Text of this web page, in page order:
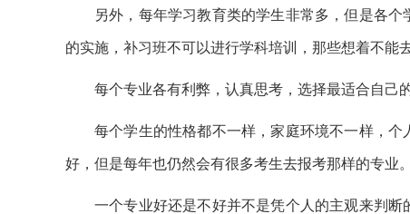
另外，每年学习教育类的学生非常多，但是各
的实施，补习班不可以进行学科培训，那些想着不能
每个专业各有利弊，认真思考，选择最适合自己
每个学生的性格都不一样，家庭环境不一样，
好，但是每年也仍然会有很多考生去报考那样的专业。
一个专业好还是不好并不是凭个人的主观来判